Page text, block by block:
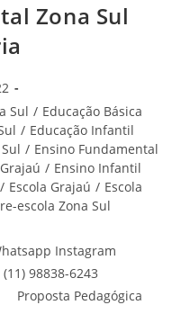
Zona Sul
Sul / Educação Básica
/ Educação Infantil
/ Ensino Fundamental
/ Ensino Infantil
/ Escola Grajaú / Escola
escola Zona Sul
Instagram
98838-6243
Proposta Pedagógica